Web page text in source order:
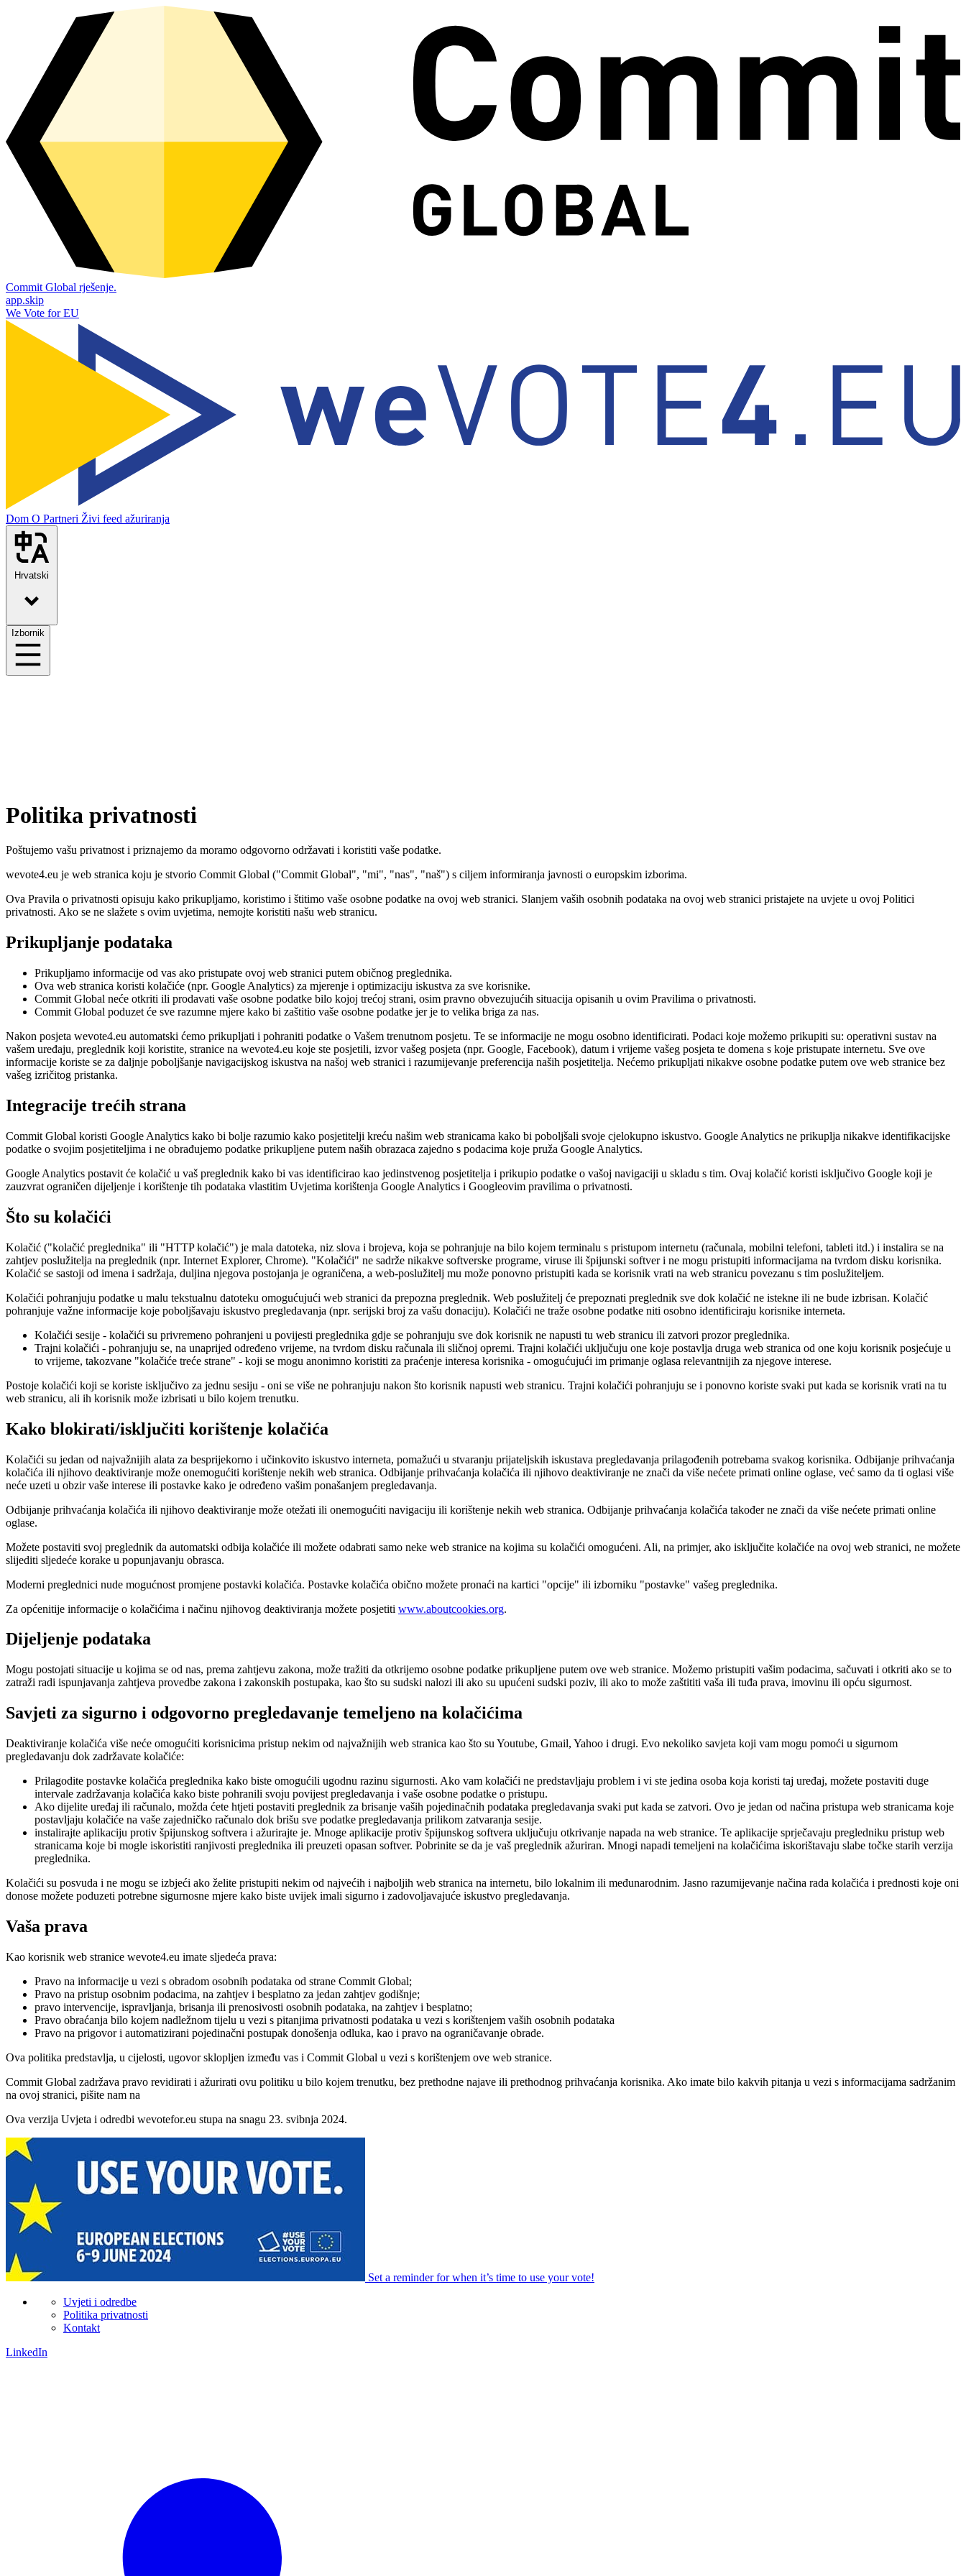
Commit Global rješenje.
app.skip
We Vote for EU
Dom O Partneri Živi feed ažuriranja
Hrvatski
Izbornik
Politika privatnosti
Poštujemo vašu privatnost i priznajemo da moramo odgovorno održavati i koristiti vaše podatke.
wevote4.eu je web stranica koju je stvorio Commit Global ("Commit Global", "mi", "nas", "naš") s ciljem informiranja javnosti o europskim izborima.
Ova Pravila o privatnosti opisuju kako prikupljamo, koristimo i štitimo vaše osobne podatke na ovoj web stranici. Slanjem vaših osobnih podataka na ovoj web stranici pristajete na uvjete u ovoj Politici
privatnosti. Ako se ne slažete s ovim uvjetima, nemojte koristiti našu web stranicu.
Prikupljanje podataka
Prikupljamo informacije od vas ako pristupate ovoj web stranici putem običnog preglednika.
Ova web stranica koristi kolačiće (npr. Google Analytics) za mjerenje i optimizaciju iskustva za sve korisnike.
Commit Global neće otkriti ili prodavati vaše osobne podatke bilo kojoj trećoj strani, osim pravno obvezujućih situacija opisanih u ovim Pravilima o privatnosti.
Commit Global poduzet će sve razumne mjere kako bi zaštitio vaše osobne podatke jer je to velika briga za nas.
Nakon posjeta wevote4.eu automatski ćemo prikupljati i pohraniti podatke o Vašem trenutnom posjetu. Te se informacije ne mogu osobno identificirati. Podaci koje možemo prikupiti su: operativni sustav na
vašem uređaju, preglednik koji koristite, stranice na wevote4.eu koje ste posjetili, izvor vašeg posjeta (npr. Google, Facebook), datum i vrijeme vašeg posjeta te domena s koje pristupate internetu. Sve ove
informacije koriste se za daljnje poboljšanje navigacijskog iskustva na našoj web stranici i razumijevanje preferencija naših posjetitelja. Nećemo prikupljati nikakve osobne podatke putem ove web stranice bez
vašeg izričitog pristanka.
Integracije trećih strana
Commit Global koristi Google Analytics kako bi bolje razumio kako posjetitelji kreću našim web stranicama kako bi poboljšali svoje cjelokupno iskustvo. Google Analytics ne prikuplja nikakve identifikacijske
podatke o svojim posjetiteljima i ne obrađujemo podatke prikupljene putem naših obrazaca zajedno s podacima koje pruža Google Analytics.
Google Analytics postavit će kolačić u vaš preglednik kako bi vas identificirao kao jedinstvenog posjetitelja i prikupio podatke o vašoj navigaciji u skladu s tim. Ovaj kolačić koristi isključivo Google koji je
zauzvrat ograničen dijeljenje i korištenje tih podataka vlastitim Uvjetima korištenja Google Analytics i Googleovim pravilima o privatnosti.
Što su kolačići
Kolačić ("kolačić preglednika" ili "HTTP kolačić") je mala datoteka, niz slova i brojeva, koja se pohranjuje na bilo kojem terminalu s pristupom internetu (računala, mobilni telefoni, tableti itd.) i instalira se na
zahtjev poslužitelja na preglednik (npr. Internet Explorer, Chrome). "Kolačići" ne sadrže nikakve softverske programe, viruse ili špijunski softver i ne mogu pristupiti informacijama na tvrdom disku korisnika.
Kolačić se sastoji od imena i sadržaja, duljina njegova postojanja je ograničena, a web-poslužitelj mu može ponovno pristupiti kada se korisnik vrati na web stranicu povezanu s tim poslužiteljem.
Kolačići pohranjuju podatke u malu tekstualnu datoteku omogućujući web stranici da prepozna preglednik. Web poslužitelj će prepoznati preglednik sve dok kolačić ne istekne ili ne bude izbrisan. Kolačić
pohranjuje važne informacije koje poboljšavaju iskustvo pregledavanja (npr. serijski broj za vašu donaciju). Kolačići ne traže osobne podatke niti osobno identificiraju korisnike interneta.
Kolačići sesije - kolačići su privremeno pohranjeni u povijesti preglednika gdje se pohranjuju sve dok korisnik ne napusti tu web stranicu ili zatvori prozor preglednika.
Trajni kolačići - pohranjuju se, na unaprijed određeno vrijeme, na tvrdom disku računala ili sličnoj opremi. Trajni kolačići uključuju one koje postavlja druga web stranica od one koju korisnik posjećuje u
to vrijeme, takozvane "kolačiće treće strane" - koji se mogu anonimno koristiti za praćenje interesa korisnika - omogućujući im primanje oglasa relevantnijih za njegove interese.
Postoje kolačići koji se koriste isključivo za jednu sesiju - oni se više ne pohranjuju nakon što korisnik napusti web stranicu. Trajni kolačići pohranjuju se i ponovno koriste svaki put kada se korisnik vrati na tu
web stranicu, ali ih korisnik može izbrisati u bilo kojem trenutku.
Kako blokirati/isključiti korištenje kolačića
Kolačići su jedan od najvažnijih alata za besprijekorno i učinkovito iskustvo interneta, pomažući u stvaranju prijateljskih iskustava pregledavanja prilagođenih potrebama svakog korisnika. Odbijanje prihvaćanja
kolačića ili njihovo deaktiviranje može onemogućiti korištenje nekih web stranica. Odbijanje prihvaćanja kolačića ili njihovo deaktiviranje ne znači da više nećete primati online oglase, već samo da ti oglasi više
neće uzeti u obzir vaše interese ili postavke kako je određeno vašim ponašanjem pregledavanja.
Odbijanje prihvaćanja kolačića ili njihovo deaktiviranje može otežati ili onemogućiti navigaciju ili korištenje nekih web stranica. Odbijanje prihvaćanja kolačića također ne znači da više nećete primati online
oglase.
Možete postaviti svoj preglednik da automatski odbija kolačiće ili možete odabrati samo neke web stranice na kojima su kolačići omogućeni. Ali, na primjer, ako isključite kolačiće na ovoj web stranici, ne možete
slijediti sljedeće korake u popunjavanju obrasca.
Moderni preglednici nude mogućnost promjene postavki kolačića. Postavke kolačića obično možete pronaći na kartici "opcije" ili izborniku "postavke" vašeg preglednika.
Za općenitije informacije o kolačićima i načinu njihovog deaktiviranja možete posjetiti www.aboutcookies.org.
Dijeljenje podataka
Mogu postojati situacije u kojima se od nas, prema zahtjevu zakona, može tražiti da otkrijemo osobne podatke prikupljene putem ove web stranice. Možemo pristupiti vašim podacima, sačuvati i otkriti ako se to
zatraži radi ispunjavanja zahtjeva provedbe zakona i zakonskih postupaka, kao što su sudski nalozi ili ako su upućeni sudski poziv, ili ako to može zaštititi vaša ili tuđa prava, imovinu ili opću sigurnost.
Savjeti za sigurno i odgovorno pregledavanje temeljeno na kolačićima
Deaktiviranje kolačića više neće omogućiti korisnicima pristup nekim od najvažnijih web stranica kao što su Youtube, Gmail, Yahoo i drugi. Evo nekoliko savjeta koji vam mogu pomoći u sigurnom
pregledavanju dok zadržavate kolačiće:
Prilagodite postavke kolačića preglednika kako biste omogućili ugodnu razinu sigurnosti. Ako vam kolačići ne predstavljaju problem i vi ste jedina osoba koja koristi taj uređaj, možete postaviti duge
intervale zadržavanja kolačića kako biste pohranili svoju povijest pregledavanja i vaše osobne podatke o pristupu.
Ako dijelite uređaj ili računalo, možda ćete htjeti postaviti preglednik za brisanje vaših pojedinačnih podataka pregledavanja svaki put kada se zatvori. Ovo je jedan od načina pristupa web stranicama koje
postavljaju kolačiće na vaše zajedničko računalo dok brišu sve podatke pregledavanja prilikom zatvaranja sesije.
instalirajte aplikaciju protiv špijunskog softvera i ažurirajte je. Mnoge aplikacije protiv špijunskog softvera uključuju otkrivanje napada na web stranice. Te aplikacije sprječavaju pregledniku pristup web
stranicama koje bi mogle iskoristiti ranjivosti preglednika ili preuzeti opasan softver. Pobrinite se da je vaš preglednik ažuriran. Mnogi napadi temeljeni na kolačićima iskorištavaju slabe točke starih verzija
preglednika.
Kolačići su posvuda i ne mogu se izbjeći ako želite pristupiti nekim od najvećih i najboljih web stranica na internetu, bilo lokalnim ili međunarodnim. Jasno razumijevanje načina rada kolačića i prednosti koje oni
donose možete poduzeti potrebne sigurnosne mjere kako biste uvijek imali sigurno i zadovoljavajuće iskustvo pregledavanja.
Vaša prava
Kao korisnik web stranice wevote4.eu imate sljedeća prava:
Pravo na informacije u vezi s obradom osobnih podataka od strane Commit Global;
Pravo na pristup osobnim podacima, na zahtjev i besplatno za jedan zahtjev godišnje;
pravo intervencije, ispravljanja, brisanja ili prenosivosti osobnih podataka, na zahtjev i besplatno;
Pravo obraćanja bilo kojem nadležnom tijelu u vezi s pitanjima privatnosti podataka u vezi s korištenjem vaših osobnih podataka
Pravo na prigovor i automatizirani pojedinačni postupak donošenja odluka, kao i pravo na ograničavanje obrade.
Ova politika predstavlja, u cijelosti, ugovor sklopljen između vas i Commit Global u vezi s korištenjem ove web stranice.
Commit Global zadržava pravo revidirati i ažurirati ovu politiku u bilo kojem trenutku, bez prethodne najave ili prethodnog prihvaćanja korisnika. Ako imate bilo kakvih pitanja u vezi s informacijama sadržanim
na ovoj stranici, pišite nam na
Ova verzija Uvjeta i odredbi wevotefor.eu stupa na snagu 23. svibnja 2024.
Set a reminderfor when it’s time to use your vote!
Uvjeti i odredbe
Politika privatnosti
Kontakt
LinkedIn